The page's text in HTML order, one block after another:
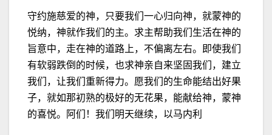
守约施慈爱的神，只要我们一心归向神，就蒙神的
悦纳，神就作我们的主。求主帮助我们生活在神的
旨意中，走在神的道路上，不偏离左右。即使我们
有软弱跌倒的时候，也求神亲自来坚固我们，建立
我们，让我们重新得力。愿我们的生命能结出好果
子，就如那初熟的极好的无花果，能献给神，蒙神
的喜悦。阿们！我们明天继续，以马内利